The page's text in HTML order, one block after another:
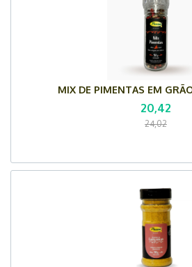
MIX DE PIMENTAS EM
20,42
24,02